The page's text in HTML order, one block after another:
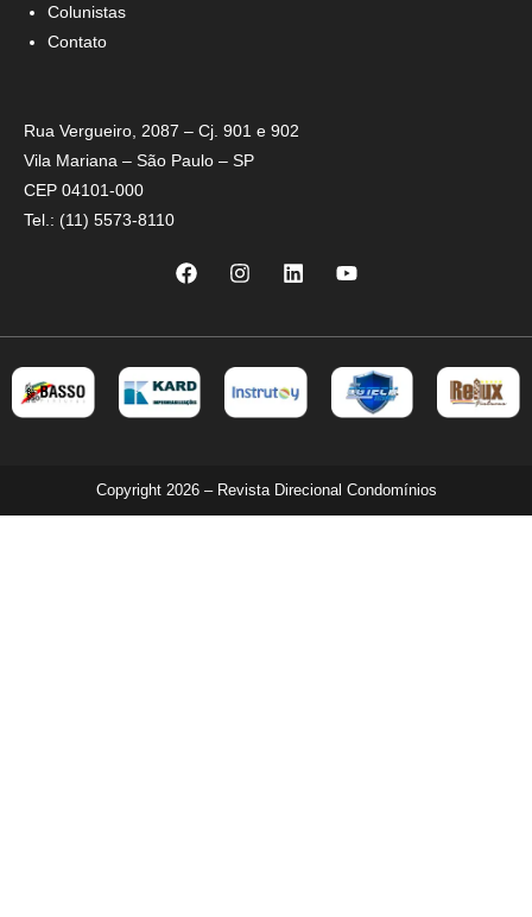
Colunistas
Contato
Rua Vergueiro, 2087 – Cj. 901 e 902
Vila Mariana – São Paulo – SP
CEP 04101-000
Tel.: (11) 5573-8110
Copyright 2026 – Revista Direcional Condomínios